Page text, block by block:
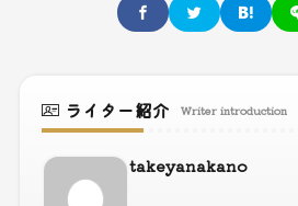
ライター紹介 Writer introduction
takeyanakano